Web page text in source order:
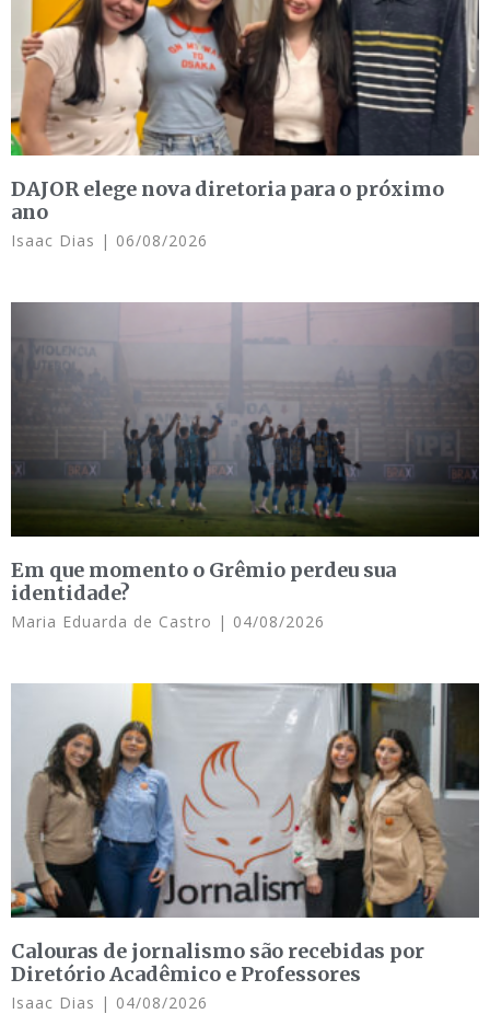
DAJOR elege nova diretoria para o próximo
ano
Isaac Dias 06/08/2026
Em que momento o Grêmio perdeu sua
identidade?
Maria Eduarda de Castro 04/08/2026
Calouras de jornalismo são recebidas por
Diretório Acadêmico e Professores
Isaac Dias 04/08/2026